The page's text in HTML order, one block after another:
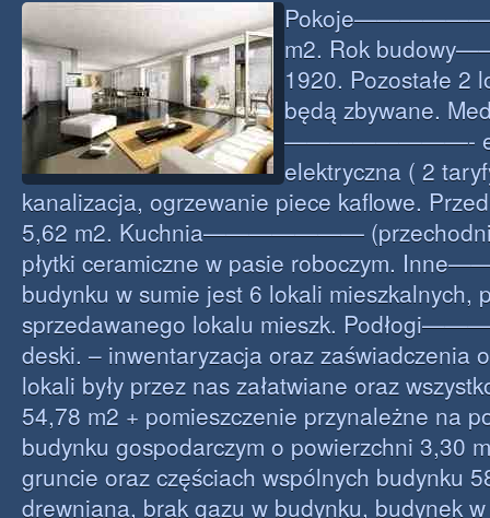
m2. Rok
1920. Pozostałe 2
będą zbywane.
————————-
elektryczna ( 2
kanalizacja, ogrzewanie piece kaflowe.
5,62 m2. Kuchnia———————
płytki ceramiczne w pasie roboczym.
budynku w sumie jest 6 lokali mieszkalnych,
sprzedawanego lokalu mieszk.
deski. – inwentaryzacja oraz zaświadczenia
lokali były przez nas załatwiane oraz
54,78 m2 + pomieszczenie przynależne na
budynku gospodarczym o powierzchni 3,30
gruncie oraz częściach wspólnych budynku
drewniana, brak gazu w budynku, budynek